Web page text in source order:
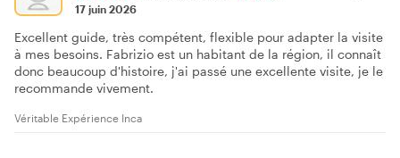
17 juin 2026
Excellent guide, très compétent, flexible pour adapter la visite
à mes besoins. Fabrizio est un habitant de la région, il connaît
donc beaucoup d'histoire, j'ai passé une excellente visite, je le
recommande vivement.
Véritable Expérience Inca